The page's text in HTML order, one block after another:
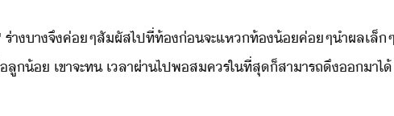
า​า​จึ​ค่ๆ​สัผัส​ไป​ที่​ท้​่​จะ​แห​ท้้​ค่ๆ​ำผล​เล็​
ลู​้​ ​เขา​จะ​ท​ ​เลา​ผ่า​ไป​พสคร​ใที่สุ​็​สาารถ​ึ​า​